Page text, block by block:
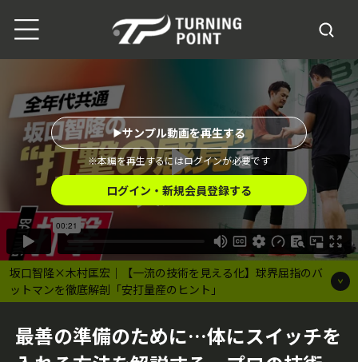
坂口智隆×木村匡宏｜【一流の技術を見える化】球界屈指のバ
ットマンを徹底解剖「安打量産のヒント」
※本編を再生するにはログインが必要です
サンプル動画を再生する
ログイン・新規会員登録する
最善の準備のために…体にスイッチを